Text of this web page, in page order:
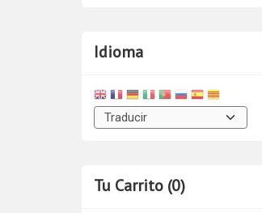
Idioma
Tu Carrito (0)